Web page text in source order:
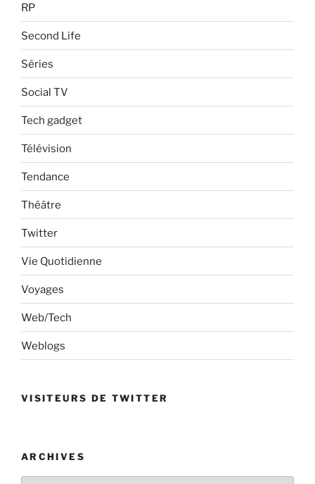
RP
Second Life
Séries
Social TV
Tech gadget
Télévision
Tendance
Théâtre
Twitter
Vie Quotidienne
Voyages
Web/Tech
Weblogs
VISITEURS DE TWITTER
ARCHIVES